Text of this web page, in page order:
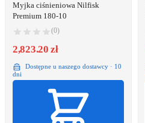
Myjka ciśnieniowa Nilfisk
Premium 180-10
(0)
2,823.20 zł
Dostępne u naszego dostawcy · 10
dni